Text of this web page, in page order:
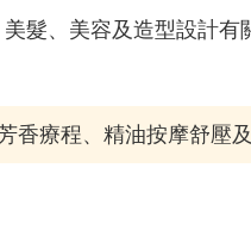
美髮、美容及造型設計有
香療程、精油按摩舒壓